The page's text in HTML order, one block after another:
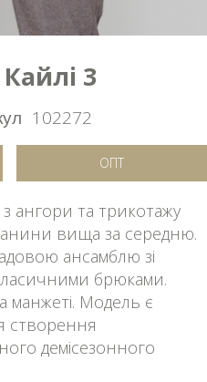
3
102272
ОПТ
ангори та трикотажу
вища за середню.
ансамблю зі
брюками.
манжеті. Модель є
створення
демісезонного